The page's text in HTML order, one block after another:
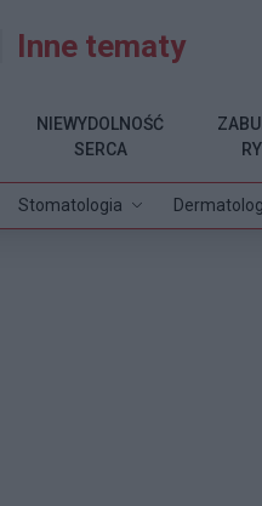
Inne tematy
Stomatologia
NIEWYDOLNOŚĆ
SERCA